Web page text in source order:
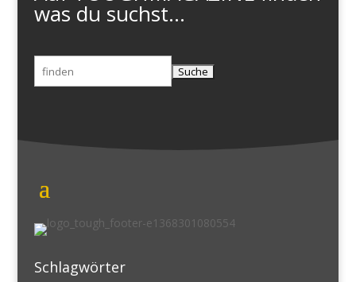
was du suchst...
Suchen
nach:
Schlagwörter